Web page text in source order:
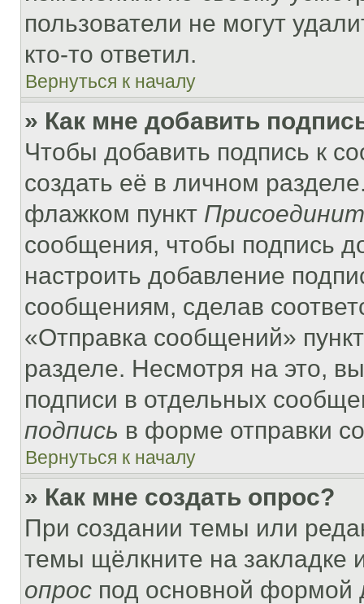
пользователи не могут
кто-то ответил.
Вернуться к началу
» Как мне добавить
Чтобы добавить подпись к
создать её в личном
флажком пункт
сообщения, чтобы подпись
настроить добавление
сообщениям, сделав
«Отправка сообщений»
разделе. Несмотря на это,
подписи в отдельных
подпись в форме отправки
Вернуться к началу
» Как мне создать опрос?
При создании темы или
темы щёлкните на
опрос под основной формой